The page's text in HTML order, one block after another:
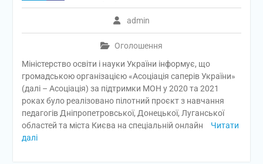
admin
Оголошення
Міністерство освіти і науки України інформує, що
громадською організацією «Асоціація саперів України»
(далі – Асоціація) за підтримки МОН у 2020 та 2021
роках було реалізовано пілотний проєкт з навчання
педагогів Дніпропетровської, Донецької, Луганської
областей та міста Києва на спеціальній онлайн
Читати
далі